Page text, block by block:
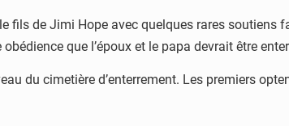
fils de Jimi Hope avec quelques rares
que l’époux et le papa devrait être
du cimetière d’enterrement. Les premiers